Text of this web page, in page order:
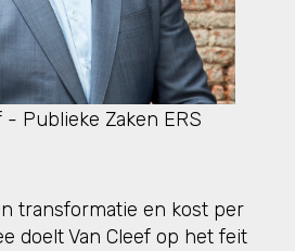
- Publieke Zaken ERS
transformatie en kost per
doelt Van Cleef op het feit